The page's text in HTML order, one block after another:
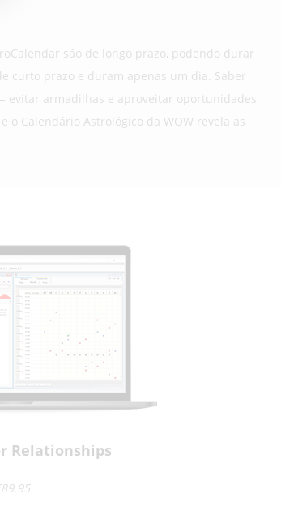
são de longo prazo, podendo durar
curto prazo e duram apenas um dia. Saber
evitar armadilhas e aproveitar oportunidades
o Calendário Astrológico da WOW revela as
Relationships